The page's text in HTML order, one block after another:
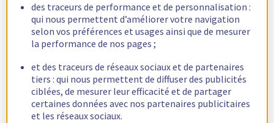
des traceurs de performance et de personnalisation :
qui nous permettent d’améliorer votre navigation
selon vos préférences et usages ainsi que de mesurer
la performance de nos pages ;
et des traceurs de réseaux sociaux et de partenaires
tiers : qui nous permettent de diffuser des publicités
ciblées, de mesurer leur efficacité et de partager
certaines données avec nos partenaires publicitaires
et les réseaux sociaux.